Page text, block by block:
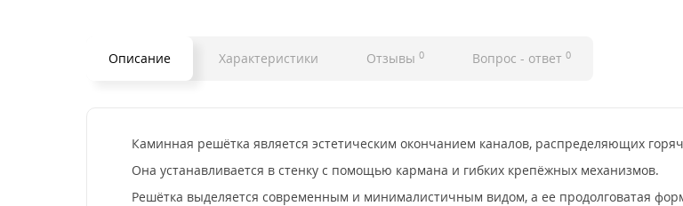
Описание Характеристики Отзывы 0 Вопрос - ответ 0
Каминная решётка является эстетическим окончанием каналов, распределяющих
Она устанавливается в стенку с помощью кармана и гибких крепёжных механизмов.
Решётка выделяется современным и минималистичным видом, а ее продолговатая